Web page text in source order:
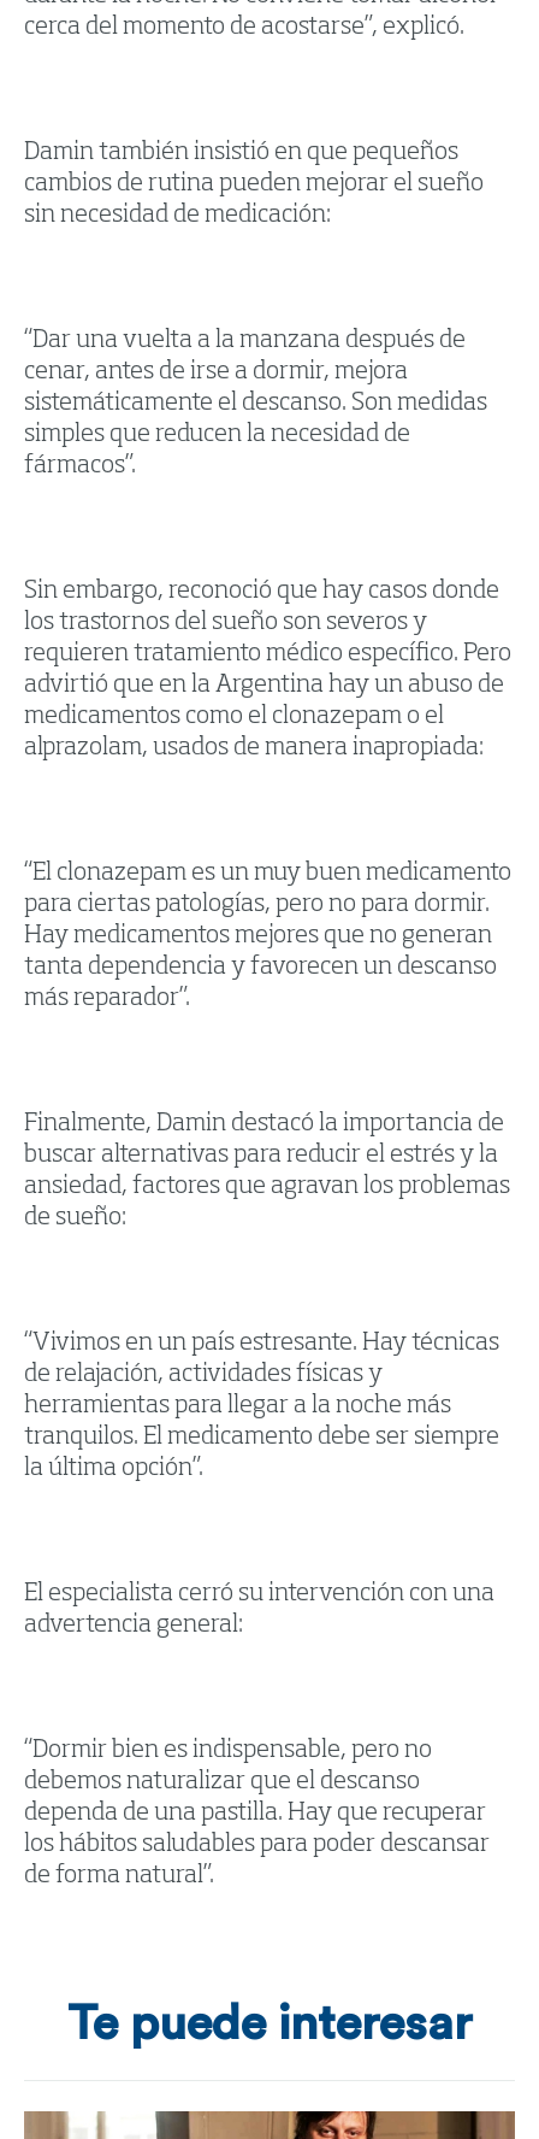
cerca del momento de acostarse”, explicó.
Damin también insistió en que pequeños
cambios de rutina pueden mejorar el sueño
sin necesidad de medicación:
“Dar una vuelta a la manzana después de
cenar, antes de irse a dormir, mejora
sistemáticamente el descanso. Son medidas
simples que reducen la necesidad de
fármacos”.
Sin embargo, reconoció que hay casos donde
los trastornos del sueño son severos y
requieren tratamiento médico específico. Pero
advirtió que en la Argentina hay un abuso de
medicamentos como el clonazepam o el
alprazolam, usados de manera inapropiada:
“El clonazepam es un muy buen medicamento
para ciertas patologías, pero no para dormir.
Hay medicamentos mejores que no generan
tanta dependencia y favorecen un descanso
más reparador”.
Finalmente, Damin destacó la importancia de
buscar alternativas para reducir el estrés y la
ansiedad, factores que agravan los problemas
de sueño:
“Vivimos en un país estresante. Hay técnicas
de relajación, actividades físicas y
herramientas para llegar a la noche más
tranquilos. El medicamento debe ser siempre
la última opción”.
El especialista cerró su intervención con una
advertencia general:
“Dormir bien es indispensable, pero no
debemos naturalizar que el descanso
dependa de una pastilla. Hay que recuperar
los hábitos saludables para poder descansar
de forma natural”.
Te puede interesar